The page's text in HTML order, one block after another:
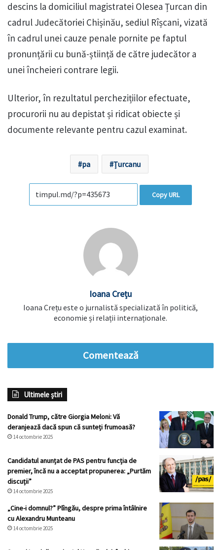
descins la domiciliul magistratei Olesea Țurcan din
cadrul Judecătoriei Chișinău, sediul Rîșcani, vizată
în cadrul unei cauze penale pornite pe faptul
pronunțării cu bună-știință de către judecător a
unei încheieri contrare legii.
Ulterior, în rezultatul perchezițiilor efectuate,
procurorii nu au depistat și ridicat obiecte și
documente relevante pentru cazul examinat.
pa Țurcanu
Copy URL
Ioana Crețu
Ioana Crețu este o jurnalistă specializată în politică,
economie și relații internaționale.
Comentează
Ultimele știri
Donald Trump, către Giorgia Meloni: Vă
deranjează dacă spun că sunteți frumoasă?
14 octombrie 2025
Candidatul anunțat de PAS pentru funcția de
premier, încă nu a acceptat propunerea: „Purtăm
discuții”
14 octombrie 2025
„Cine-i domnul?” Plîngău, despre prima întâlnire
cu Alexandru Munteanu
14 octombrie 2025